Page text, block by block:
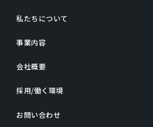
私たちについて
事業内容
会社概要
採用/働く環境
お問い合わせ